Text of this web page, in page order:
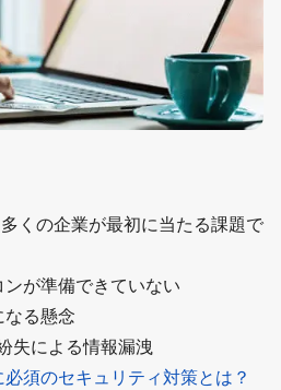
くの企業が最初に当たる課題で
が準備できていない
る懸念
失による情報漏洩
須のセキュリティ対策とは？